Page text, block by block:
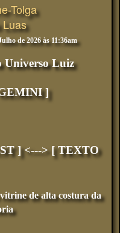
Tolga
de 2026 às 11:36am
Luiz
]
] <---> [TEXTO
de alta costura da